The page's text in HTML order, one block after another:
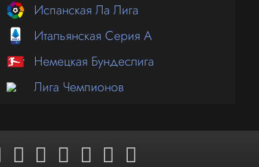
Испанская Ла Лига
Итальянская Серия А
Немецкая Бундеслига
Лига Чемпионов